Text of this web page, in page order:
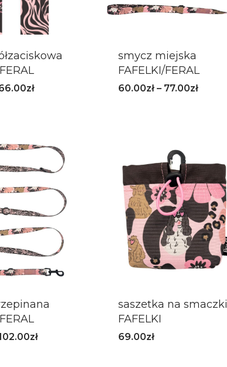
zł
smycz miejska
FAFELKI/FERAL
60.00zł – 77.00zł
zł
saszetka na smaczki
FAFELKI
69.00zł